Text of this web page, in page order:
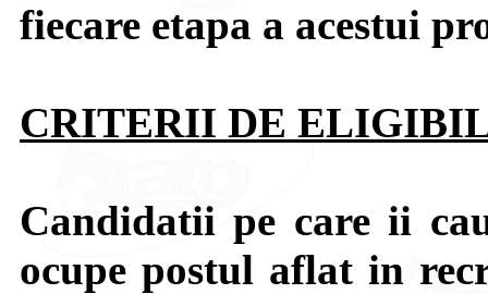
fiecare etapa a acestui
CRITERII DE
Candidatii pe care ii
ocupe postul aflat in